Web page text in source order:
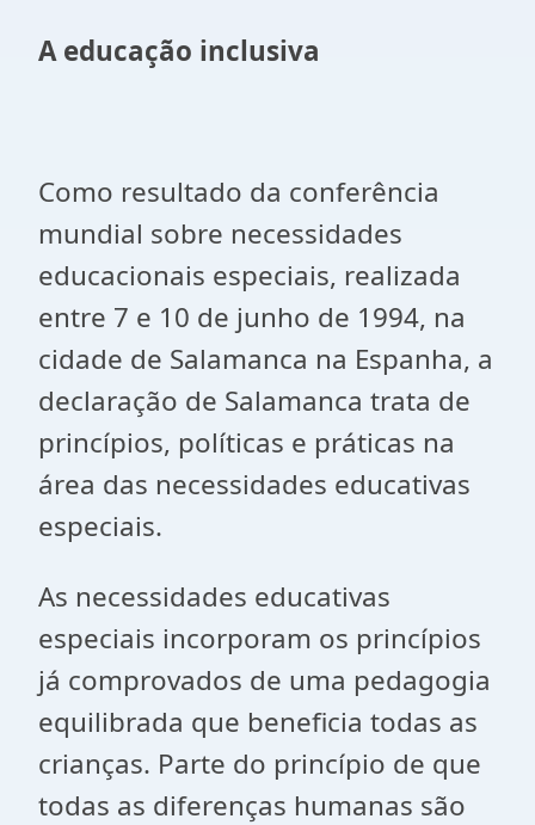
A educação inclusiva
Como resultado da conferência
mundial sobre necessidades
educacionais especiais, realizada
entre 7 e 10 de junho de 1994, na
cidade de Salamanca na Espanha, a
declaração de Salamanca trata de
princípios, políticas e práticas na
área das necessidades educativas
especiais.
As necessidades educativas
especiais incorporam os princípios
já comprovados de uma pedagogia
equilibrada que beneficia todas as
crianças. Parte do princípio de que
todas as diferenças humanas são